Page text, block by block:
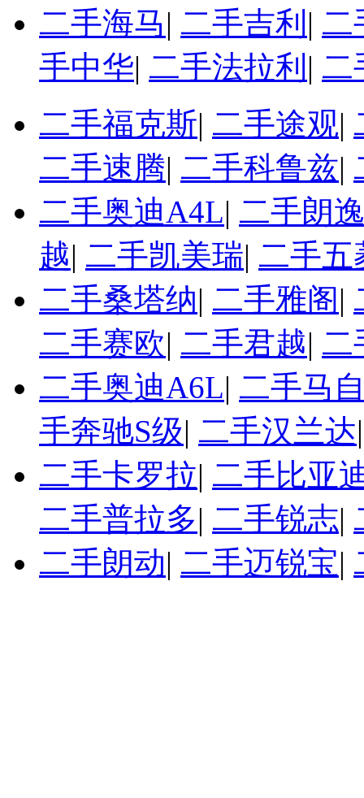
二手海马| 二手吉利 | 二
手中华| 二手法拉利 | 二
二手福克斯| 二手途观|
二手速腾| 二手科鲁兹|
二手奥迪A4L| 二手朗
越| 二手凯美瑞| 二手五
二手桑塔纳| 二手雅阁|
二手赛欧| 二手君越| 二
二手奥迪A6L| 二手马
手奔驰S级| 二手汉兰达
二手卡罗拉| 二手比亚
二手普拉多| 二手锐志|
二手朗动| 二手迈锐宝|